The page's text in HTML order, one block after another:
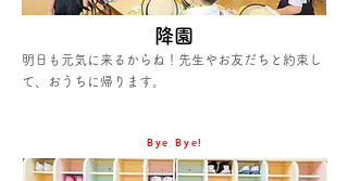
降園
明日も元気に来るからね！先生やお友だちと約束し
て、おうちに帰ります。
Bye Bye!